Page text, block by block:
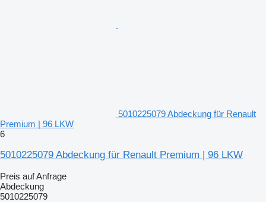
5010225079 Abdeckung für Renault
Premium | 96 LKW
6
5010225079 Abdeckung für Renault Premium | 96 LKW
Preis auf Anfrage
Abdeckung
5010225079